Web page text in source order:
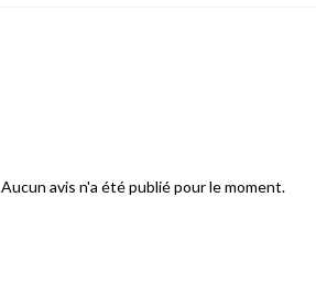
Aucun avis n'a été publié pour le moment.